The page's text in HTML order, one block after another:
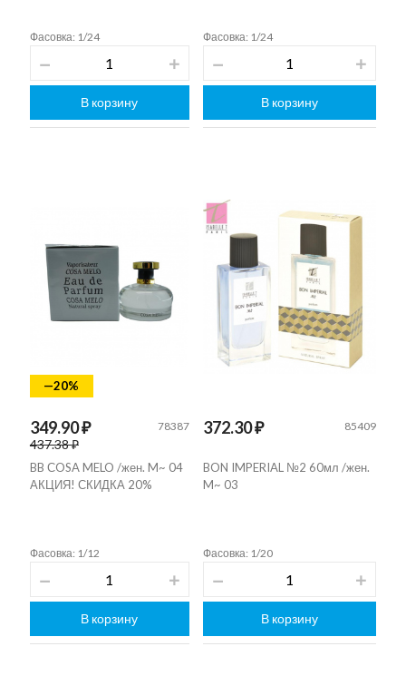
Фасовка: 1/24
В корзину
Фасовка: 1/24
В корзину
—20%
349.90 ₽
437.38 ₽
78387
BB СOSA MELO /жен. M~ 04
АКЦИЯ! СКИДКА 20%
Фасовка: 1/12
В корзину
372.30 ₽ 85409
BON IMPERIAL №2 60мл /жен.
M~ 03
Фасовка: 1/20
В корзину